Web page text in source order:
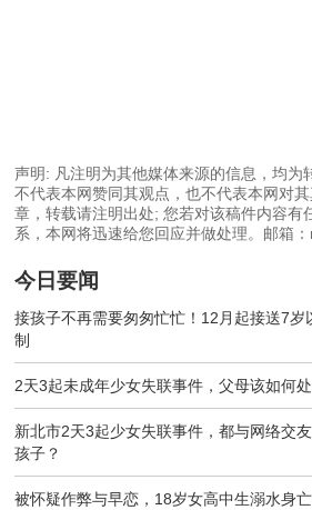
声明: 凡注明为其他媒体来源的信息，均为
不代表本网赞同其观点，也不代表本网对
章，转载请注明出处; 您若对该稿件内容有
系，本网将迅速给您回应并做处理。邮箱
今日要闻
接孩子不再需要匆匆忙忙！12月起接送7岁
制
2天3起未成年少女失联事件，父母该如何
新北市2天3起少女失联事件，都与网络交
孩子？
被怀疑作弊与早恋，18岁女高中生溺水身